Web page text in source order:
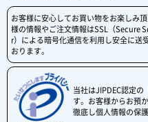
お客様に安心してお買い物をお楽しみ
様の情報やご注文情報はSSL（Secure
r）による暗号化通信を利用し安全に送
おります。
当社はJIPDEC認定
す。お客様からお預
徹底し個人情報の保